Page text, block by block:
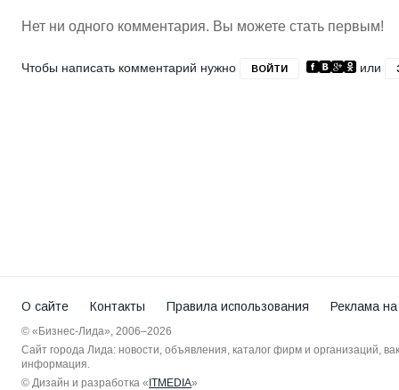
Нет ни одного комментария. Вы можете стать первым!
Чтобы написать комментарий нужно ВОЙТИ или
О сайте Контакты Правила использования Реклама
© «Бизнес-Лида», 2006–2026
Сайт города Лида: новости, объявления, каталог фирм и организаций,
информация.
© Дизайн и разработка « ITMEDIA»